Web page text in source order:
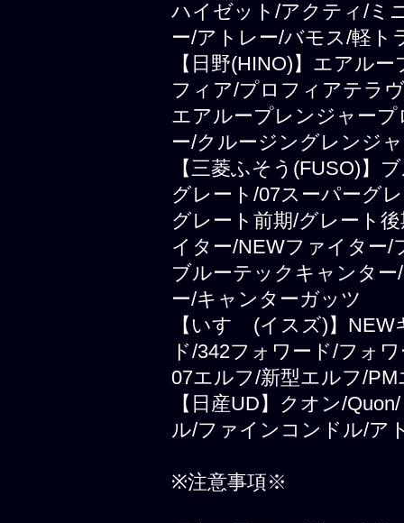
ハイゼット/アクティ/ミ
ー/アトレー/バモス/軽ト
【日野(HINO)】エアル
フィア/プロフィアテラ
エアループレンジャー
ー/クルージングレンジ
【三菱ふそう(FUSO)】
グレート/07スーパーグ
グレート前期/グレート
イター/NEWファイター/
ブルーテックキャンタ
ー/キャンターガッツ
【いすゞ(イスズ)】
ド/342フォワード/フォ
07エルフ/新型エルフ/
【日産UD】クオン/
ル/ファインコンドル/ア
※注意事項※